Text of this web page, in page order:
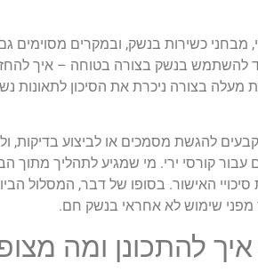
כשירות בנשק, ובמקרים מסוימים גם
להשתמש בנשק בצורה בטוחה – איך
בצורה ניכרת את הסיכון לתאונות
להגשת מסמכים או לביצוע בדיקות,
עבור קורסי ירי. מי שמגיע לתהליך מתוך
האישור. בסופו של דבר, המסלול
מפני שימוש לא אחראי בנשק חם.
איך להתכונן ומה